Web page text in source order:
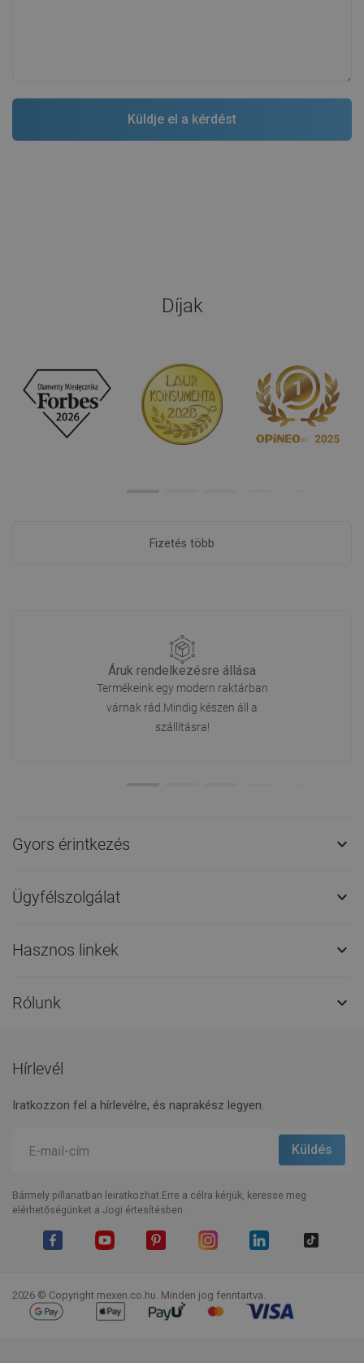
Díjak
Fizetés több
Áruk rendelkezésre állása
Termékeink egy modern raktárban
várnak rád.Mindig készen áll a
szállításra!
Gyors érintkezés 
Ügyfélszolgálat 
Hasznos linkek 
Rólunk 
Hírlevél
Iratkozzon fel a hírlevélre, és naprakész legyen.
Bármely pillanatban leiratkozhat.Erre a célra kérjük, keresse meg
elérhetőségünket a Jogi értesítésben.
2026 © Copyright mexen.co.hu. Minden jog fenntartva.